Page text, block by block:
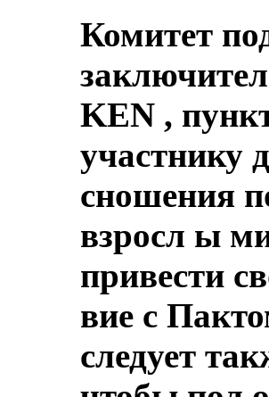
Комитет
KEN ,
участнику
сношения
взросл ы
привести
вие с
следует